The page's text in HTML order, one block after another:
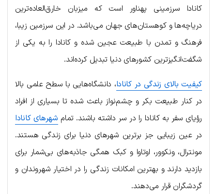
کانادا سرزمینی پهناور است که میزبان خارق‌العاده‌ترین
دریاچه‌ها و کوهستان‌های جهان می‌باشد. در این سرزمین زیبا،
فرهنگ و تمدن با طبیعت عجین شده‌ و کانادا را به یکی از
شگفت‌انگیزترین کشورهای دنیا تبدیل کرده‌‌اند.
کیفیت بالای زندگی در کانادا، دانشگاه‌هایی با سطح علمی بالا
در کنار طبیعت بکر و چشم‌نواز باعث شده‌ تا بسیاری از افراد
رؤیای سفر به کانادا را در سر داشته باشند. تمام شهرهای کانادا
در عین زیبایی جز برترین شهرهای دنیا برای زندگی هستند.
مونترال، ونکوور، اوتاوا و کبک همگی جاذبه‌های بی‌شمار برای
بازدید دارند و بهترین امکانات زندگی را در اختیار شهروندان و
گردشگران قرار می‌دهند.